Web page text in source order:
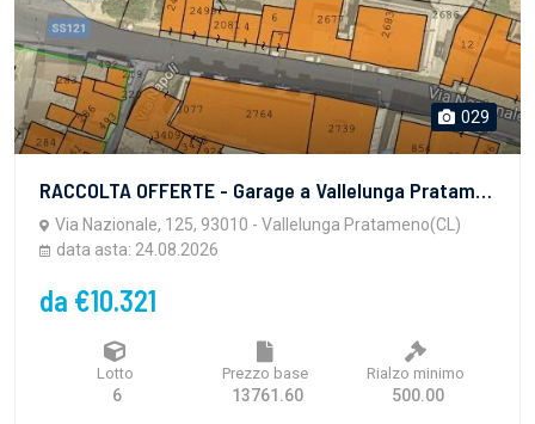
029
RACCOLTA OFFERTE - Garage a Vallelunga Pratameno (CL), Via Nazionale 125/c - LOTTO 6 - vendita telematica sulla piattaforma www.gobidreal.it n.32408.6
Via Nazionale, 125, 93010 - Vallelunga Pratameno(CL)
data asta: 24.08.2026
da €10.321
Lotto
6
Prezzo base
13761.60
Rialzo minimo
500.00